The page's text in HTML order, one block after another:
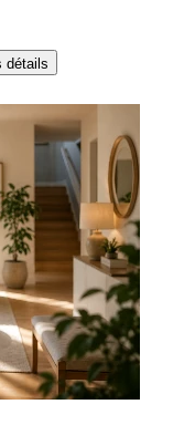
détails